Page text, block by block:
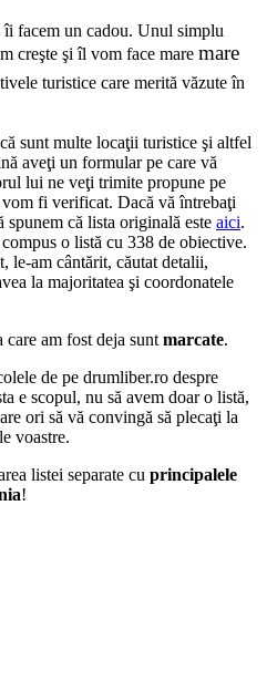
facem un cadou. Unul simplu
creşte şi îl vom face mare mare
turistice care merită văzute în
sunt multe locaţii turistice şi altfel
aveţi un formular pe care vă
lui ne veţi trimite propune pe
fi verificat. Dacă vă întrebaţi
spunem că lista originală este aici.
o listă cu 338 de obiective.
le-am cântărit, căutat detalii,
la majoritatea şi coordonatele
am fost deja sunt marcate.
de pe drumliber.ro despre
e scopul, nu să avem doar o listă,
ori să vă convingă să plecaţi la
voastre.
listei separate cu principalele
!